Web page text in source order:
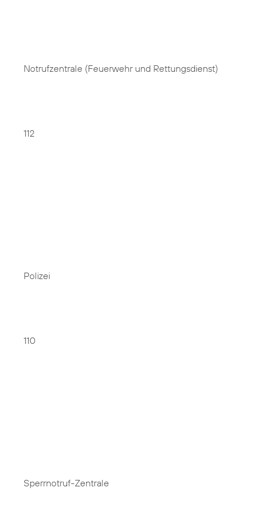
Notrufzentrale (Feuerwehr und Rettungsdienst)
112
Polizei
110
Sperrnotruf-Zentrale